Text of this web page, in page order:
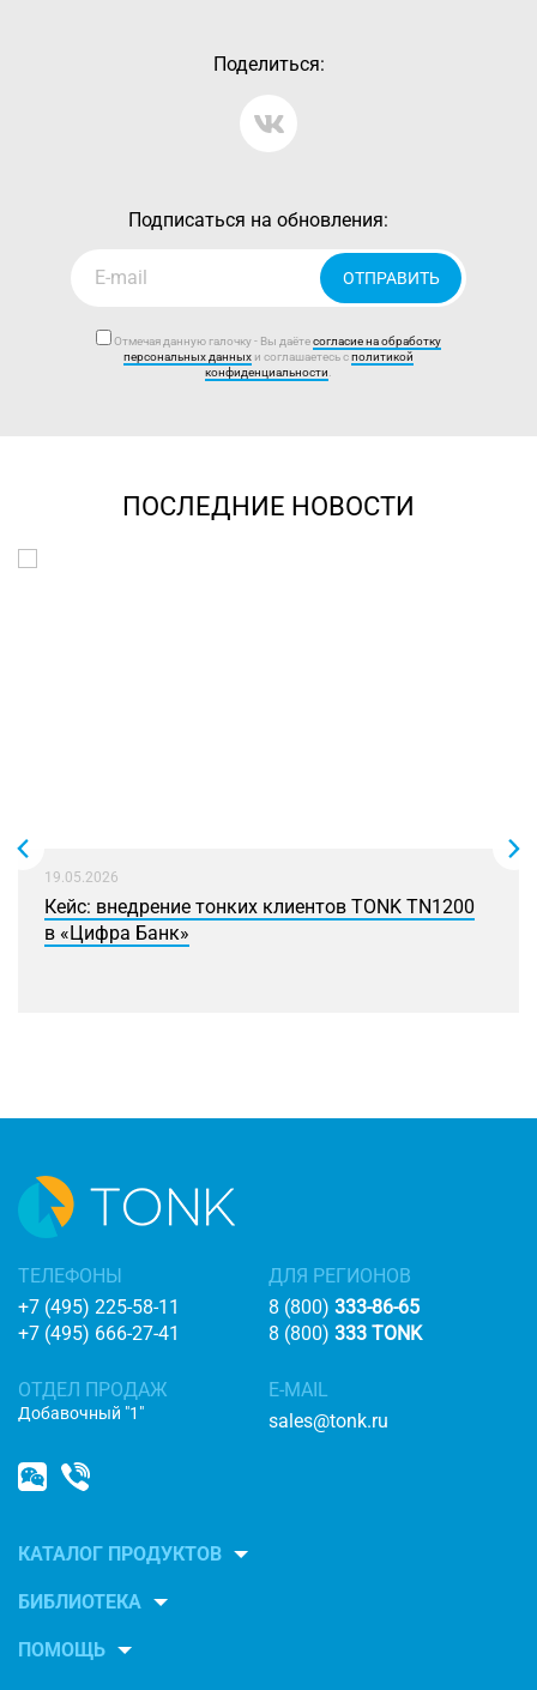
Поделиться:
Подписаться на обновления:
ОТПРАВИТЬ
Отмечая данную галочку - Вы даётесогласие на обработку
персональных данных и соглашаетесь сполитикой
конфиденциальности
ПОСЛЕДНИЕ НОВОСТИ
19.05.2026
Кейс: внедрение тонких клиентов TONK TN1200
в «Цифра Банк»
ТЕЛЕФОНЫ
+7 (495) 225-58-11
+7 (495) 666-27-41
ДЛЯ РЕГИОНОВ
8 (800) 333-86-65
8 (800) 333 TONK
ОТДЕЛ ПРОДАЖ
Добавочный "1"
E-MAIL
sales@tonk.ru
КАТАЛОГ ПРОДУКТОВ
БИБЛИОТЕКА
ПОМОЩЬ